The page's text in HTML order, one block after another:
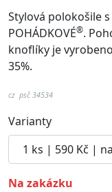
Stylová polokošile
POHÁDKOVÉ®.
knoflíky je
35%.
cz psč 34534
Varianty
na zakázku